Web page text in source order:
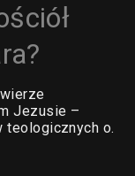
Jezusie –
teologicznych o.